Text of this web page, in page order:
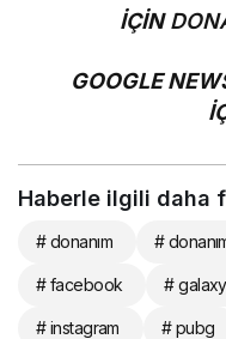
İÇİN
GOOGLE
Haberle ilgili daha
# donanım #
# facebook # galaxy
# instagram # pubg